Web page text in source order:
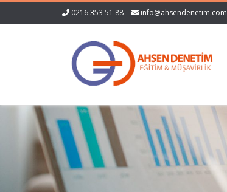
0216 353 51 88 info@ahsendenetim.com